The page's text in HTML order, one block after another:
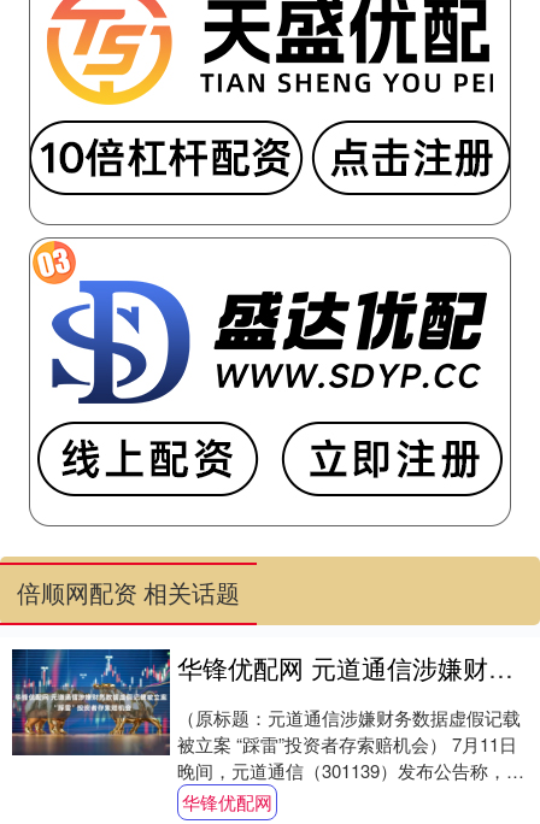
倍顺网配资 相关话题
华锋优配网 元道通信涉嫌财务数据虚假记载被立案 “踩雷”投资者存索赔机会
（原标题：元道通信涉嫌财务数据虚假记载
被立案 “踩雷”投资者存索赔机会） 7月11日
晚间，元道通信（301139）发布公告称，公
司收到中国证监会下发的《立案告知....
华锋优配网